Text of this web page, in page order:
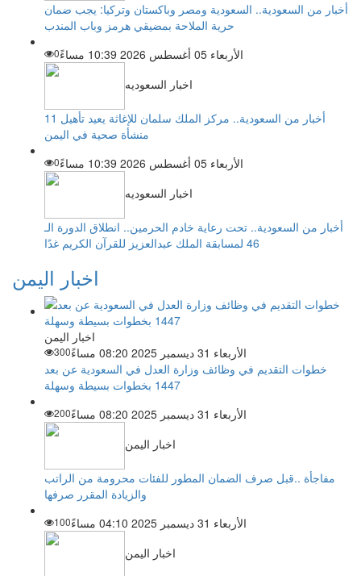
أخبار من السعودية.. السعودية ومصر وباكستان وتركيا: يجب ضمان
حرية الملاحة بمضيقي هرمز وباب المندب
الأربعاء 05 أغسطس 2026 10:39 مساءً
0
اخبار السعوديه
أخبار من السعودية.. مركز الملك سلمان للإغاثة يعيد تأهيل 11
منشأة صحية في اليمن
الأربعاء 05 أغسطس 2026 10:39 مساءً
0
اخبار السعوديه
أخبار من السعودية.. تحت رعاية خادم الحرمين.. انطلاق الدورة الـ
46 لمسابقة الملك عبدالعزيز للقرآن الكريم غدًا
اخبار اليمن
اخبار اليمن
الأربعاء 31 ديسمبر 2025 08:20 مساءً
300
خطوات التقديم في وظائف وزارة العدل في السعودية عن بعد
1447 بخطوات بسيطة وسهلة
الأربعاء 31 ديسمبر 2025 08:20 مساءً
200
اخبار اليمن
مفاجأة ..قبل صرف الضمان المطور للفئات محرومة من الراتب
والزيادة المقرر صرفها
الأربعاء 31 ديسمبر 2025 04:10 مساءً
100
اخبار اليمن